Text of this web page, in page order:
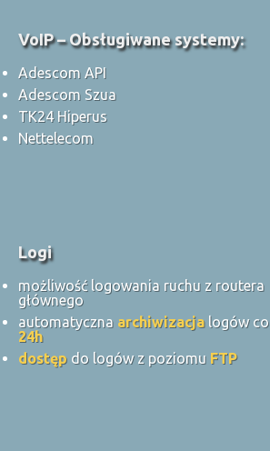
VoIP – Obsługiwane systemy:
Adescom API
Adescom Szua
TK24 Hiperus
Nettelecom
Logi
możliwość logowania ruchu z routera
głównego
automatyczna archiwizacjalogów co
24h
dostęp do logów z poziomu FTP